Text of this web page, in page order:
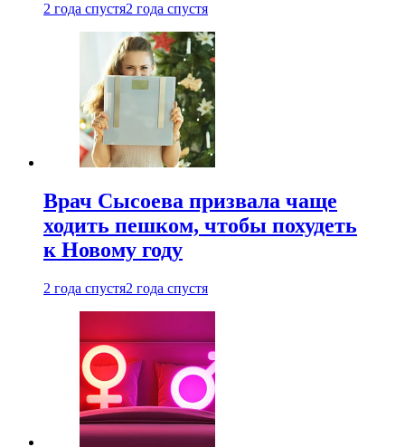
2 года спустя2 года спустя
Врач Сысоева призвала чаще
ходить пешком, чтобы похудеть
к Новому году
2 года спустя2 года спустя